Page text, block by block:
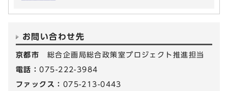
お問い合わせ先
京都市 総合企画局総合政策室プロジェクト推進担当
電話：075-222-3984
ファックス： 075-213-0443